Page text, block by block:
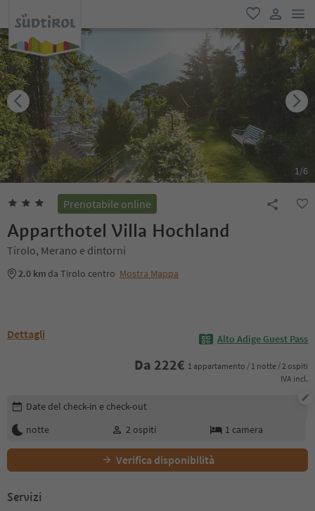
favoriti
user link
1/6
Prenotabile online
Apparthotel Villa Hochland
Tirolo, Merano e dintorni
2.0 km da Tirolo centro Mostra Mappa
Dettagli Alto Adige Guest Pass
Da 222€ 1 appartamento / 1 notte / 2 ospiti
IVA incl.
Modifica i dettagli della prenotazione
Date del check-in e check-out
notte
2 ospiti 1 camera
Verifica disponibilità
Servizi